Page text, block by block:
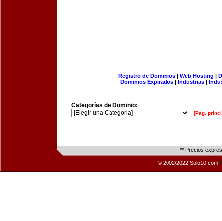
Registro de Dominios| Web Hosting |
Dominios Expirados | Industrias |
Categorías de Dominio:
[Pág.
** Precios
© 2002/2022 Solo10.com